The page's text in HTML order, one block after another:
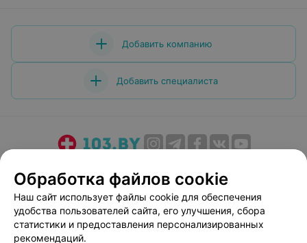
Добавить компанию
Добавить специалиста
Медицинский маркетинг
Публичный договор
Пользовательское соглашение
Способы оплаты
Вакансии
Партнеры
Обработка файлов cookie
Наш сайт использует файлы cookie для обеспечения
удобства пользователей сайта, его улучшения, сбора
статистики и предоставления персонализированных
рекомендаций.